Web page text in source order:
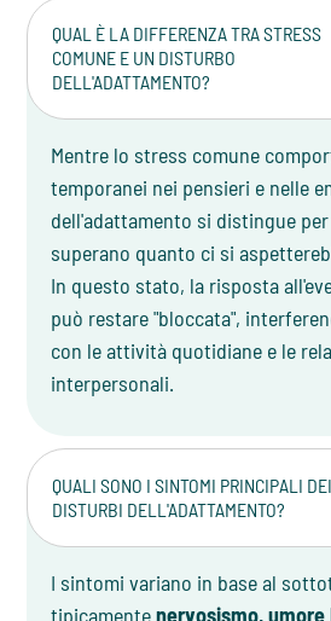
QUAL È LA DIFFERENZA TRA STRESS
COMUNE E UN DISTURBO
DELL'ADATTAMENTO?
Mentre lo stress comune
temporanei nei pensieri e nelle
dell'adattamento si distingue
superano quanto ci si
In questo stato, la risposta
può restare "bloccata",
con le attività quotidiane e le
interpersonali.
QUALI SONO I SINTOMI PRINCIPALI DEI
DISTURBI DELL'ADATTAMENTO?
I sintomi variano in base al
tipicamentenervosismo,